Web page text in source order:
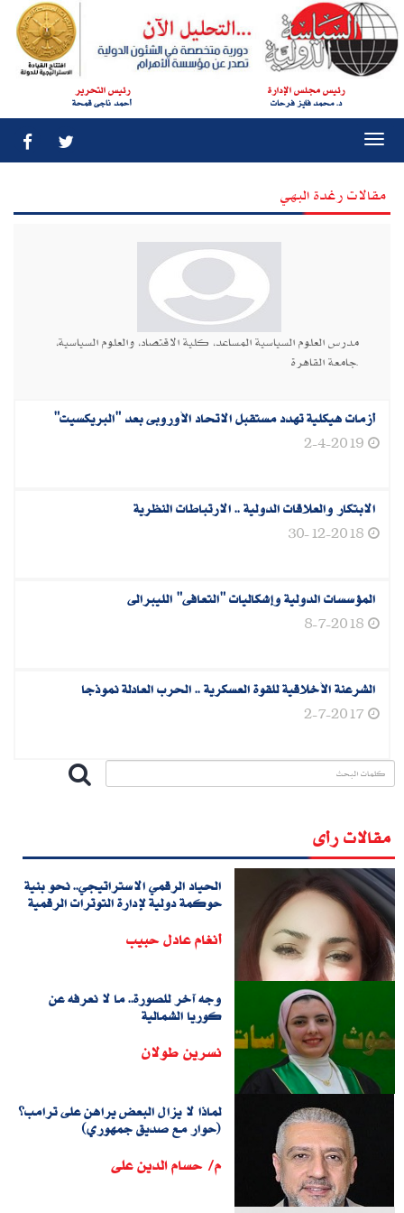
رئيس مجلس الإدارة
د. محمد فايز فرحات
رئيس التحرير
أحمد ناجى قمحة
مقالات رغدة البهي
مدرس العلوم السياسية المساعد، كلية الاقتصاد، والعلوم السياسية،
جامعة القاهرة.
أزمات هيكلية تهدد مستقبل‮ ‬الاتحاد الأوروبى بعد‮ "‬البريكسيت‮"
2-4-2019
الابتكار والعلاقات الدولية .. الارتباطات النظرية
30-12-2018
المؤسسات الدولية وإشكاليات "التعافى" الليبرالى
8-7-2018
الشرعنة الأخلاقية للقوة العسكرية‮ .. ‬الحرب العادلة نموذجا
2-7-2017
مقالات رأى
الحياد الرقمي الاستراتيجي.. نحو بنية
حوكمة دولية لإدارة التوترات الرقمية
أنغام عادل حبيب
وجه آخر للصورة.. ما لا نعرفه عن
كوريا الشمالية
نسرين طولان
لماذا لا يزال البعض يراهن على ترامب؟
(حوار مع صديق جمهوري)
م/ حسام الدين على